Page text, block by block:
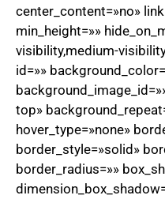
center_content=»no»
min_height=»»
visibility,medium-
id=»»
top»
hover_type=»none»
border_style=»solid»
border_radius=»»